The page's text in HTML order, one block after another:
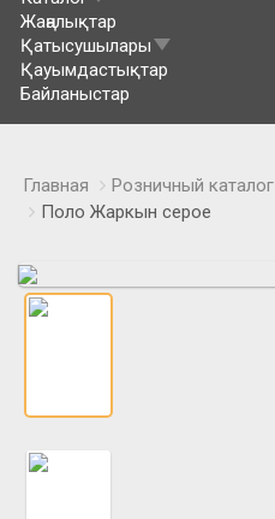
Жаңалықтар
Қатысушылары
Қауымдастықтар
Байланыстар
Главная Розничный каталог
Поло Жаркын серое